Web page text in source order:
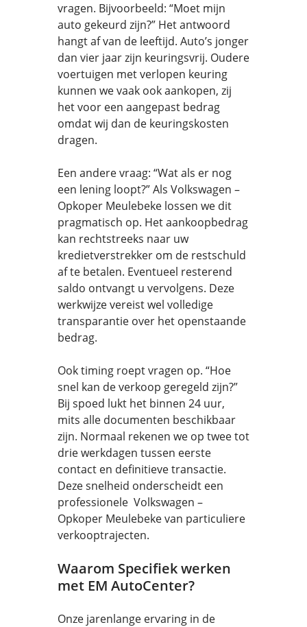
vragen. Bijvoorbeeld: “Moet mijn
auto gekeurd zijn?” Het antwoord
hangt af van de leeftijd. Auto’s jonger
dan vier jaar zijn keuringsvrij. Oudere
voertuigen met verlopen keuring
kunnen we vaak ook aankopen, zij
het voor een aangepast bedrag
omdat wij dan de keuringskosten
dragen.
Een andere vraag: “Wat als er nog
een lening loopt?” Als Volkswagen –
Opkoper Meulebeke lossen we dit
pragmatisch op. Het aankoopbedrag
kan rechtstreeks naar uw
kredietverstrekker om de restschuld
af te betalen. Eventueel resterend
saldo ontvangt u vervolgens. Deze
werkwijze vereist wel volledige
transparantie over het openstaande
bedrag.
Ook timing roept vragen op. “Hoe
snel kan de verkoop geregeld zijn?”
Bij spoed lukt het binnen 24 uur,
mits alle documenten beschikbaar
zijn. Normaal rekenen we op twee tot
drie werkdagen tussen eerste
contact en definitieve transactie.
Deze snelheid onderscheidt een
professionele Volkswagen –
Opkoper Meulebeke van particuliere
verkooptrajecten.
Waarom Specifiek werken
met EM AutoCenter?
Onze jarenlange ervaring in de